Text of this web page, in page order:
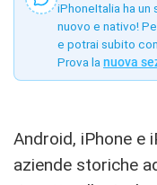
iPhoneItalia ha
nuovo e nativo!
e potrai subito
Prova la nuova
Android, iPhone e
aziende storiche